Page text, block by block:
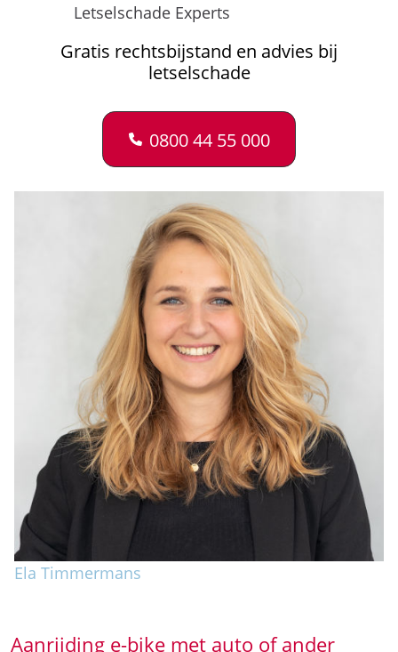
Letselschade Experts
Gratis rechtsbijstand en advies bij
letselschade
0800 44 55 000
Ela Timmermans
Aanrijding e-bike met auto of ander